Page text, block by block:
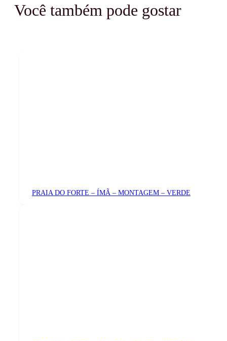
Você também pode gostar
PRAIA DO FORTE – ÍMÃ – MONTAGEM – VERDE